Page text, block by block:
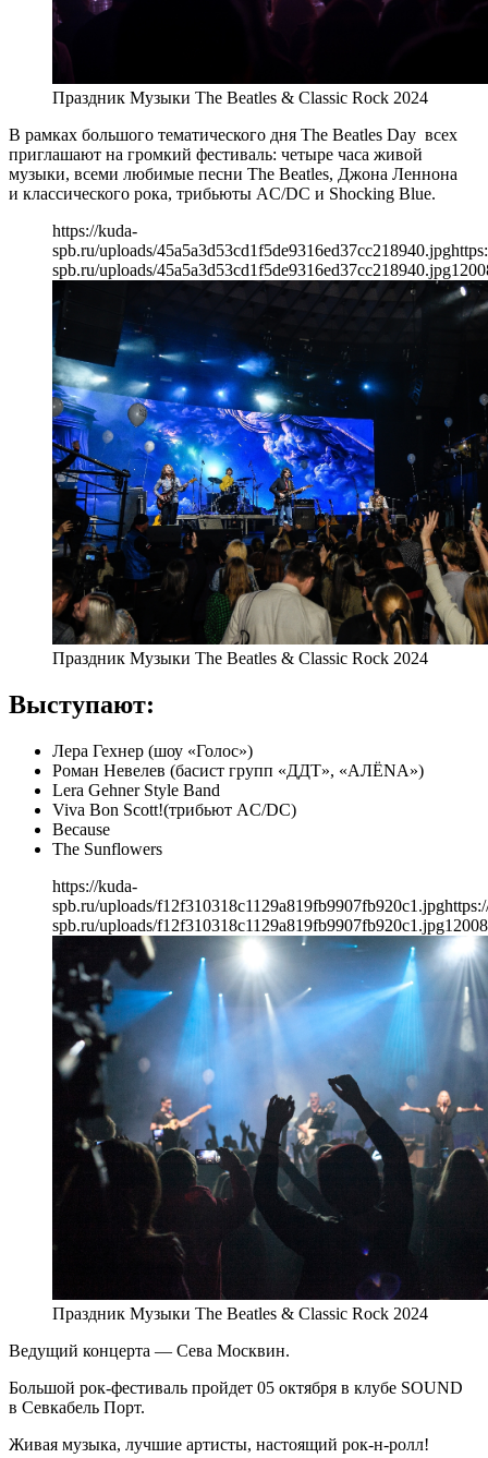
Праздник Музыки The Beatles & Classic Rock 2024
В рамках большого тематического дня The Beatles Day всех
приглашают на громкий фестиваль: четыре часа живой
музыки, всеми любимые песни The Beatles, Джона Леннона
и классического рока, трибьюты AC/DC и Shocking Blue.
https://kuda-
spb.ru/uploads/45a5a3d53cd1f5de9316ed37cc218940.jpg
spb.ru/uploads/45a5a3d53cd1f5de9316ed37cc218940.jpg1200
Праздник Музыки The Beatles & Classic Rock 2024
Выступают:
Лера Гехнер (шоу «Голос»)
Роман Невелев (басист групп «ДДТ», «АЛЁNА»)
Lera Gehner Style Band
Viva Bon Scott!(трибьют AC/DC)
Because
The Sunflowers
https://kuda-
spb.ru/uploads/f12f310318c1129a819fb9907fb920c1.jpg
spb.ru/uploads/f12f310318c1129a819fb9907fb920c1.jpg1200
Праздник Музыки The Beatles & Classic Rock 2024
Ведущий концерта — Сева Москвин.
Большой рок-фестиваль пройдет 05 октября в клубе SOUND
в Севкабель Порт.
Живая музыка, лучшие артисты, настоящий рок-н-ролл!